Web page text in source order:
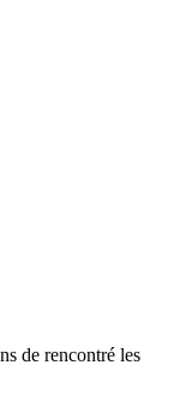
de rencontré les